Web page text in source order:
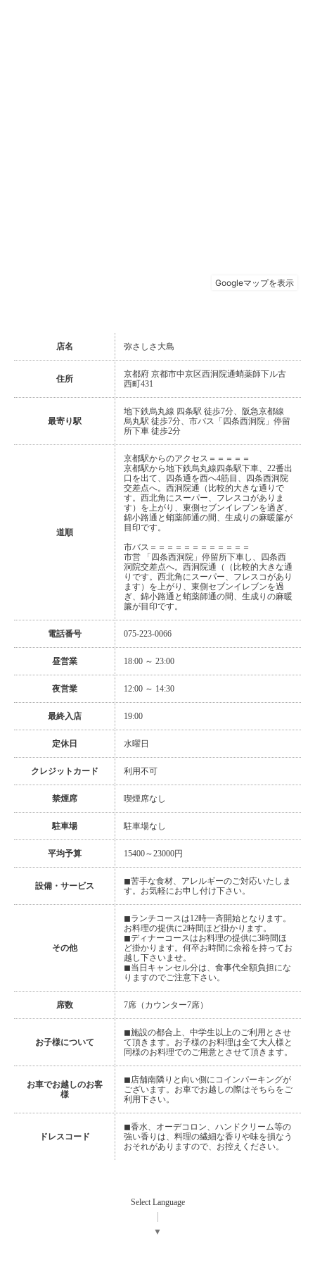
店名 弥さしさ大島
住所
京都府 京都市中京区西洞院通蛸薬師下ル古
西町431
最寄り駅
地下鉄烏丸線 四条駅 徒歩7分、阪急京都線
烏丸駅 徒歩7分、市バス「四条西洞院」停留
所下車 徒歩2分
道順
京都駅からのアクセス＝＝＝＝＝
京都駅から地下鉄烏丸線四条駅下車、22番出
口を出て、四条通を西へ4筋目、四条西洞院
交差点へ。西洞院通（比較的大きな通りで
す。西北角にスーパー、フレスコがありま
す）を上がり、東側セブンイレブンを過ぎ、
錦小路通と蛸薬師通の間、生成りの麻暖簾が
目印です。
市バス＝＝＝＝＝＝＝＝＝＝＝＝
市営 「四条西洞院」停留所下車し、四条西
洞院交差点へ。西洞院通（（比較的大きな通
りです。西北角にスーパー、フレスコがあり
ます）を上がり、東側セブンイレブンを過
ぎ、錦小路通と蛸薬師通の間、生成りの麻暖
簾が目印です。
電話番号 075-223-0066
昼営業 18:00 ～ 23:00
夜営業 12:00 ～ 14:30
最終入店 19:00
定休日 水曜日
クレジットカード 利用不可
禁煙席 喫煙席なし
駐車場 駐車場なし
平均予算 15400～23000円
設備・サービス
◼︎苦手な食材、アレルギーのご対応いたしま
す。お気軽にお申し付け下さい。
その他
◼︎ランチコースは12時一斉開始となります。
お料理の提供に2時間ほど掛かります。
◼︎ディナーコースはお料理の提供に3時間ほ
ど掛かります。何卒お時間に余裕を持ってお
越し下さいませ。
◼︎当日キャンセル分は、食事代全額負担にな
りますのでご注意下さい。
席数 7席（カウンター7席）
お子様について
◼︎施設の都合上、中学生以上のご利用とさせ
て頂きます。お子様のお料理は全て大人様と
同様のお料理でのご用意とさせて頂きます。
お車でお越しのお客
様
◼︎店舗南隣りと向い側にコインパーキングが
ございます。お車でお越しの際はそちらをご
利用下さい。
ドレスコード
◼︎香水、オーデコロン、ハンドクリーム等の
強い香りは、料理の繊細な香りや味を損なう
おそれがありますので、お控えください。
Select Language
▼